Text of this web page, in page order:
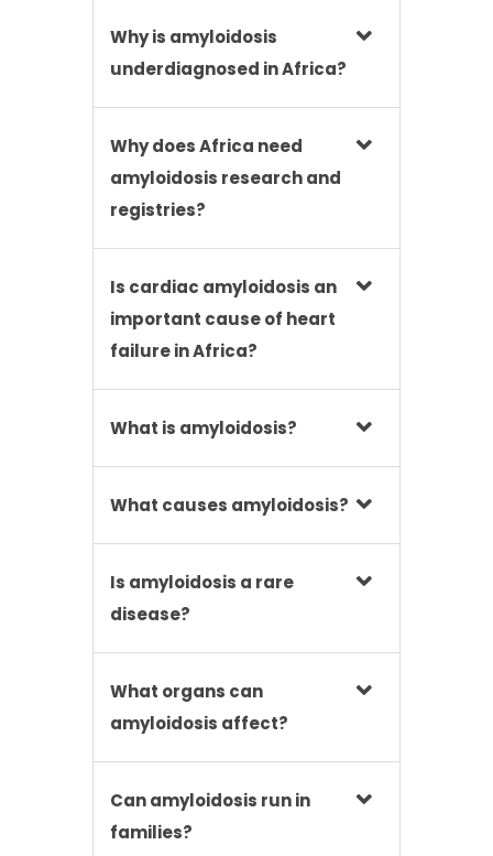
Why is amyloidosis
underdiagnosed in Africa?
Why does Africa need
amyloidosis research and
registries?
Is cardiac amyloidosis an
important cause of heart
failure in Africa?
What is amyloidosis?
What causes amyloidosis?
Is amyloidosis a rare
disease?
What organs can
amyloidosis affect?
Can amyloidosis run in
families?